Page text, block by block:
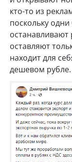
кто-то из
поскольку
оставляют
находит для
дешевом рубле.